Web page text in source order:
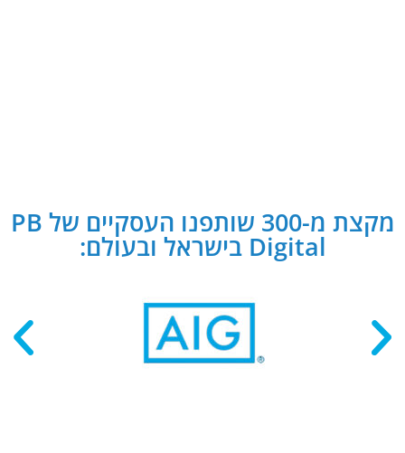
מקצת מ-300 שותפנו העסקיים של PB
Digital בישראל ובעולם: